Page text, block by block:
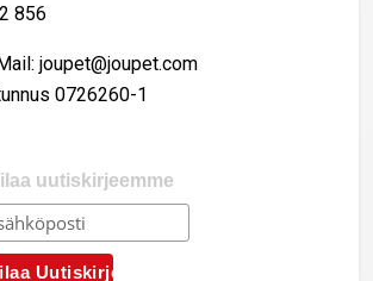
856
joupet@joupet.com
0726260-1
uutiskirjeemme